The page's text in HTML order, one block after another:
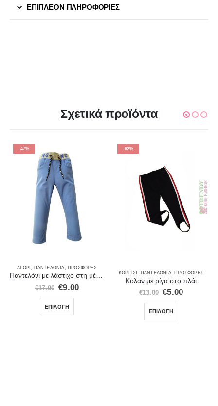
ΕΠΙΠΛΈΟΝ ΠΛΗΡΟΦΟΡΊΕΣ
Σχετικά προϊόντα
-47%
ΑΓΌΡΙ, ΠΑΝΤΕΛΌΝΙΑ, ΠΡΟΣΦΟΡΈΣ
Παντελόνι με λάστιχο στη μέση και κορδόνι 28219
€17.00 €9.00
ΕΠΙΛΟΓΉ
-62%
ΚΟΡΊΤΣΙ ΠΑΝΤΕΛΌΝΙΑ, ΠΡΟΣΦΟΡΈΣ
Κολαν με ρίγα στο πλάι
€13.00 €5.00
ΕΠΙΛΟΓΉ